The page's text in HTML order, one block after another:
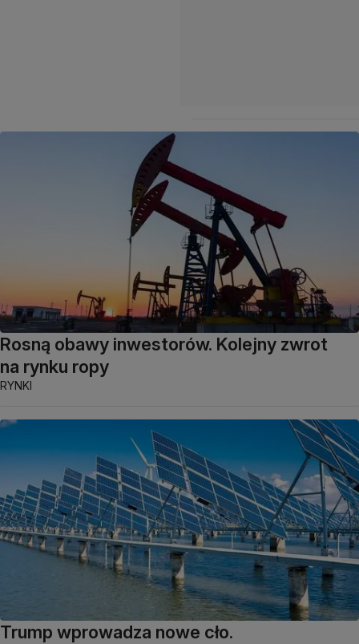
Rosną obawy inwestorów. Kolejny zwrot
na rynku ropy
RYNKI
Trump wprowadza nowe cło.